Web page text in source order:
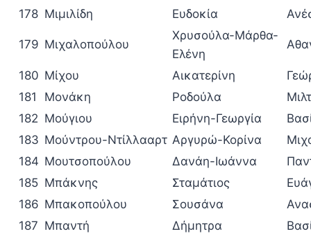
178 Μιμιλίδη Ευδοκία
179 Μιχαλοπούλου
Χρυσούλα-Μάρθα-
Ελένη
180 Μίχου Αικατερίνη
181
Μονάκη Ροδούλα
182 Μούγιου Ειρήνη-Γεωργία
183 Μούντρου-Ντίλλααρτ Αργυρώ-Κορίνα
184 Μουτσοπούλου Δανάη-Ιωάννα
185 Μπάκνης Σταμάτιος
186 Μπακοπούλου Σουσάνα
187 Μπαντή Δήμητρα